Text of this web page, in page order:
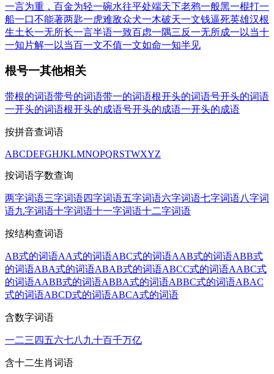
一言为重，百金为轻一碗水往平处端天下老鸦一般黑一棍打一
船一口不能著两匙一虎难敌众犬一木破天一文钱逼死英雄汉根
生土长一无所长一言半语一致百虑一隅三反一无所成一以当十
一知片解一以当百一文不值一文如命一知半见
根号一其他相关
带根的词语带号的词语带一的词语根开头的词语号开头的词语
一开头的词语根开头的成语号开头的成语一开头的成语
按拼音查词语
ABCDEFGHJKLMNOPQRSTWXYZ
按词语字数查询
两字词语三字词语四字词语五字词语六字词语七字词语八字词
语九字词语十字词语十一字词语十二字词语
按结构查词语
AB式的词语AA式的词语ABC式的词语AAB式的词语ABB式
的词语ABA式的词语ABAB式的词语ABCC式的词语AABC式
的词语AABB式的词语ABBA式的词语ABBC式的词语ABAC
式的词语ABCD式的词语ABCA式的词语
含数字词语
一二三 四五六七八 九十百千万亿
含十二生肖词语